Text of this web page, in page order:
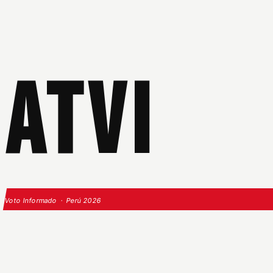
ATVI
Voto Informado · Perú 2026